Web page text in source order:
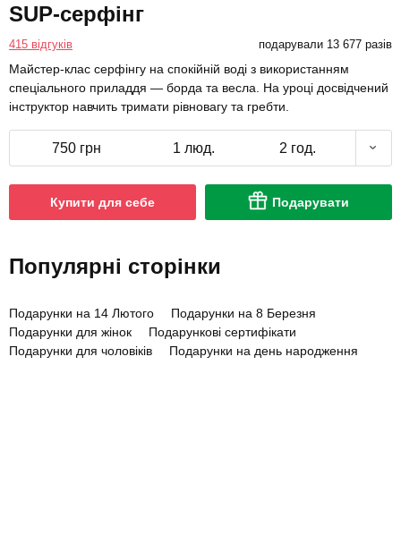
SUP-серфінг
415 відгуків подарували 13 677 разів
Майстер-клас серфінгу на спокійній воді з використанням
спеціального приладдя — борда та весла. На уроці досвідчений
інструктор навчить тримати рівновагу та гребти.
750 грн 1 люд. 2 год.
Купити для себе Подарувати
Популярні сторінки
Подарунки на 14 Лютого
Подарунки на 8 Березня
Подарунки для жінок
Подарункові сертифікати
Подарунки для чоловіків
Подарунки на день народження